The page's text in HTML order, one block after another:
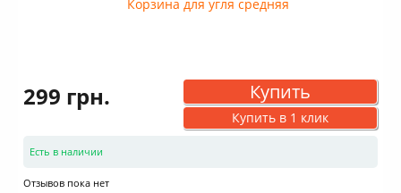
299 грн. Купить
Купить в 1 клик
Есть в наличии
Отзывов пока нет